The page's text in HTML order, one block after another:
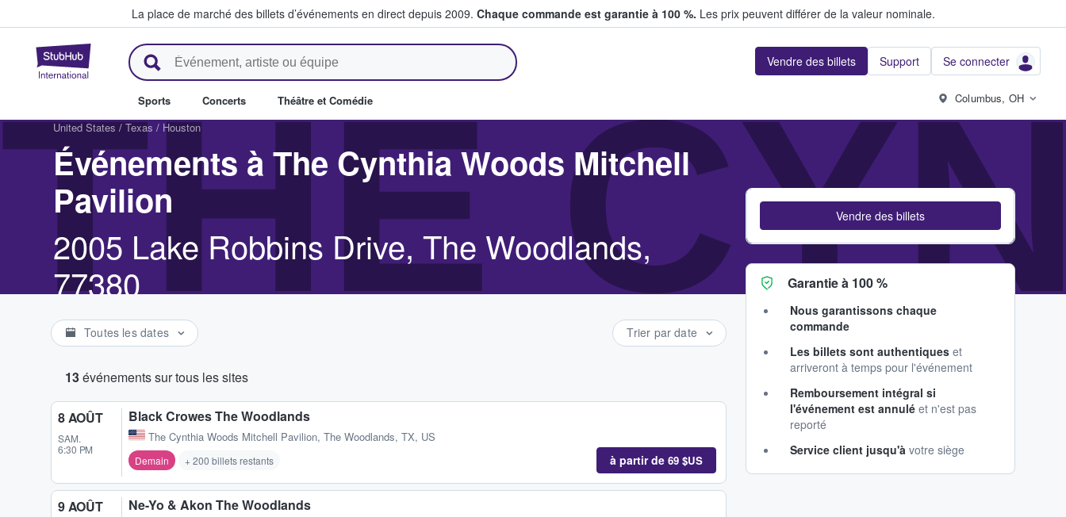
La place de marché des billets d’événements en direct depuis 2009. Chaque commande est garantie à 100 %. Les prix peuvent différer de la valeur nominale.
StubHub - Où les fans achètent et vendent des billets Vendre des billets Support Se connecter
Sports Concerts Théâtre et Comédie Columbus, OH
THE
United States / Texas / Houston
Événements à The Cynthia Woods Mitchell
Pavilion
2005 Lake Robbins Drive, The Woodlands,
77380
Toutes les dates Trier par date
13événements sur tous les sites
8 AOÛT
SAM.
6:30 PM
Black Crowes The Woodlands
The Cynthia Woods Mitchell Pavilion, The Woodlands, TX, US
Demain + 200 billets restants à partir de 69 $US
9 AOÛT Ne-Yo & Akon The Woodlands
Vendre des billets
Garantie à 100 %
Nous garantissons chaque
commande
Les billets sont authentiques et
arriveront à temps pour l'événement
Remboursement intégral si
l'événement est annulé et n'est pas
reporté
Service client jusqu'à votre siège